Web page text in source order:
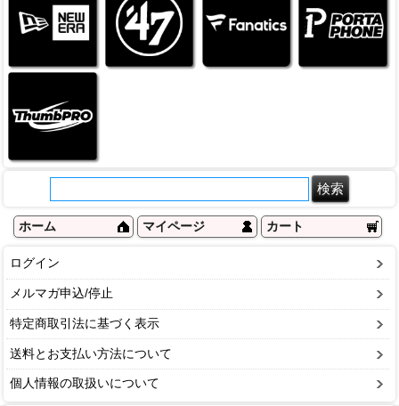
ホーム マイページ カート
ログイン
メルマガ申込/停止
特定商取引法に基づく表示
送料とお支払い方法について
個人情報の取扱いについて